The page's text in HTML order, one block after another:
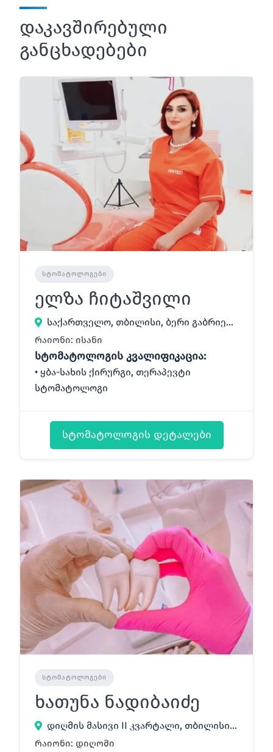
დაკავშირებული
განცხადებები
ᲡᲢᲝᲛᲐᲢᲝᲚᲝᲒᲔᲑᲘ
ელზა ჩიტაშვილი
საქართველო, თბილისი, ბერი გაბრიელ სალოსის გამზირი 33
რაიონი: ისანი
სტომატოლოგის კვალიფიკაცია:
ყბა-სახის ქირურგი, თერაპევტი
სტომატოლოგი
სტომატოლოგის დეტალები
ᲡᲢᲝᲛᲐᲢᲝᲚᲝᲒᲔᲑᲘ
ხათუნა ნადიბაიძე
დიღმის მასივი II კვარტალი, თბილისი, საქართველო
რაიონი: დიღომი